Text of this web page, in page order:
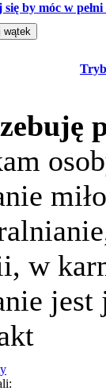
by móc w
w